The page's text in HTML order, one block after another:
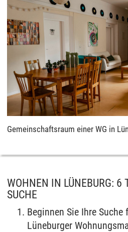
Gemeinschaftsraum einer WG in
WOHNEN IN LÜNEBURG: 6
SUCHE
Beginnen Sie Ihre
Lüneburger